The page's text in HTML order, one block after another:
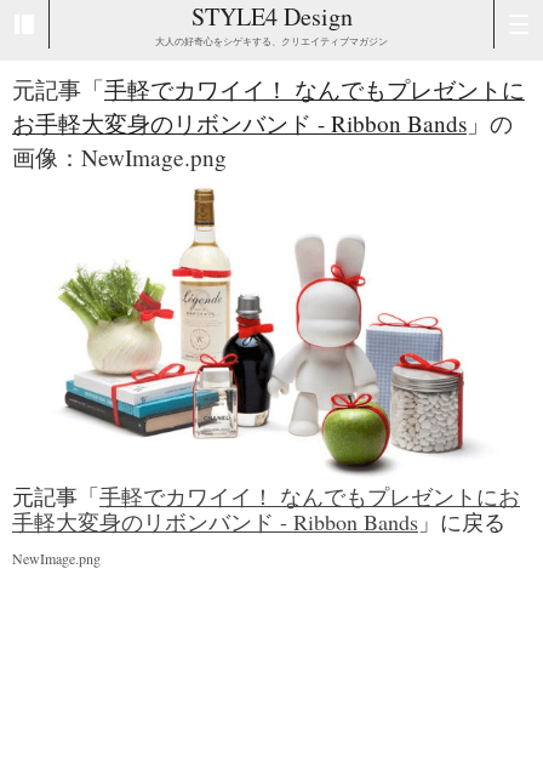
STYLE4 Design
大人の好奇心をシゲキする、クリエイティブマガジン
元記事「手軽でカワイイ！ なんでもプレゼントに
お手軽大変身のリボンバンド - Ribbon Bands 」の
画像：NewImage.png
元記事「手軽でカワイイ！ なんでもプレゼントにお
手軽大変身のリボンバンド - Ribbon Bands 」に戻る
NewImage.png